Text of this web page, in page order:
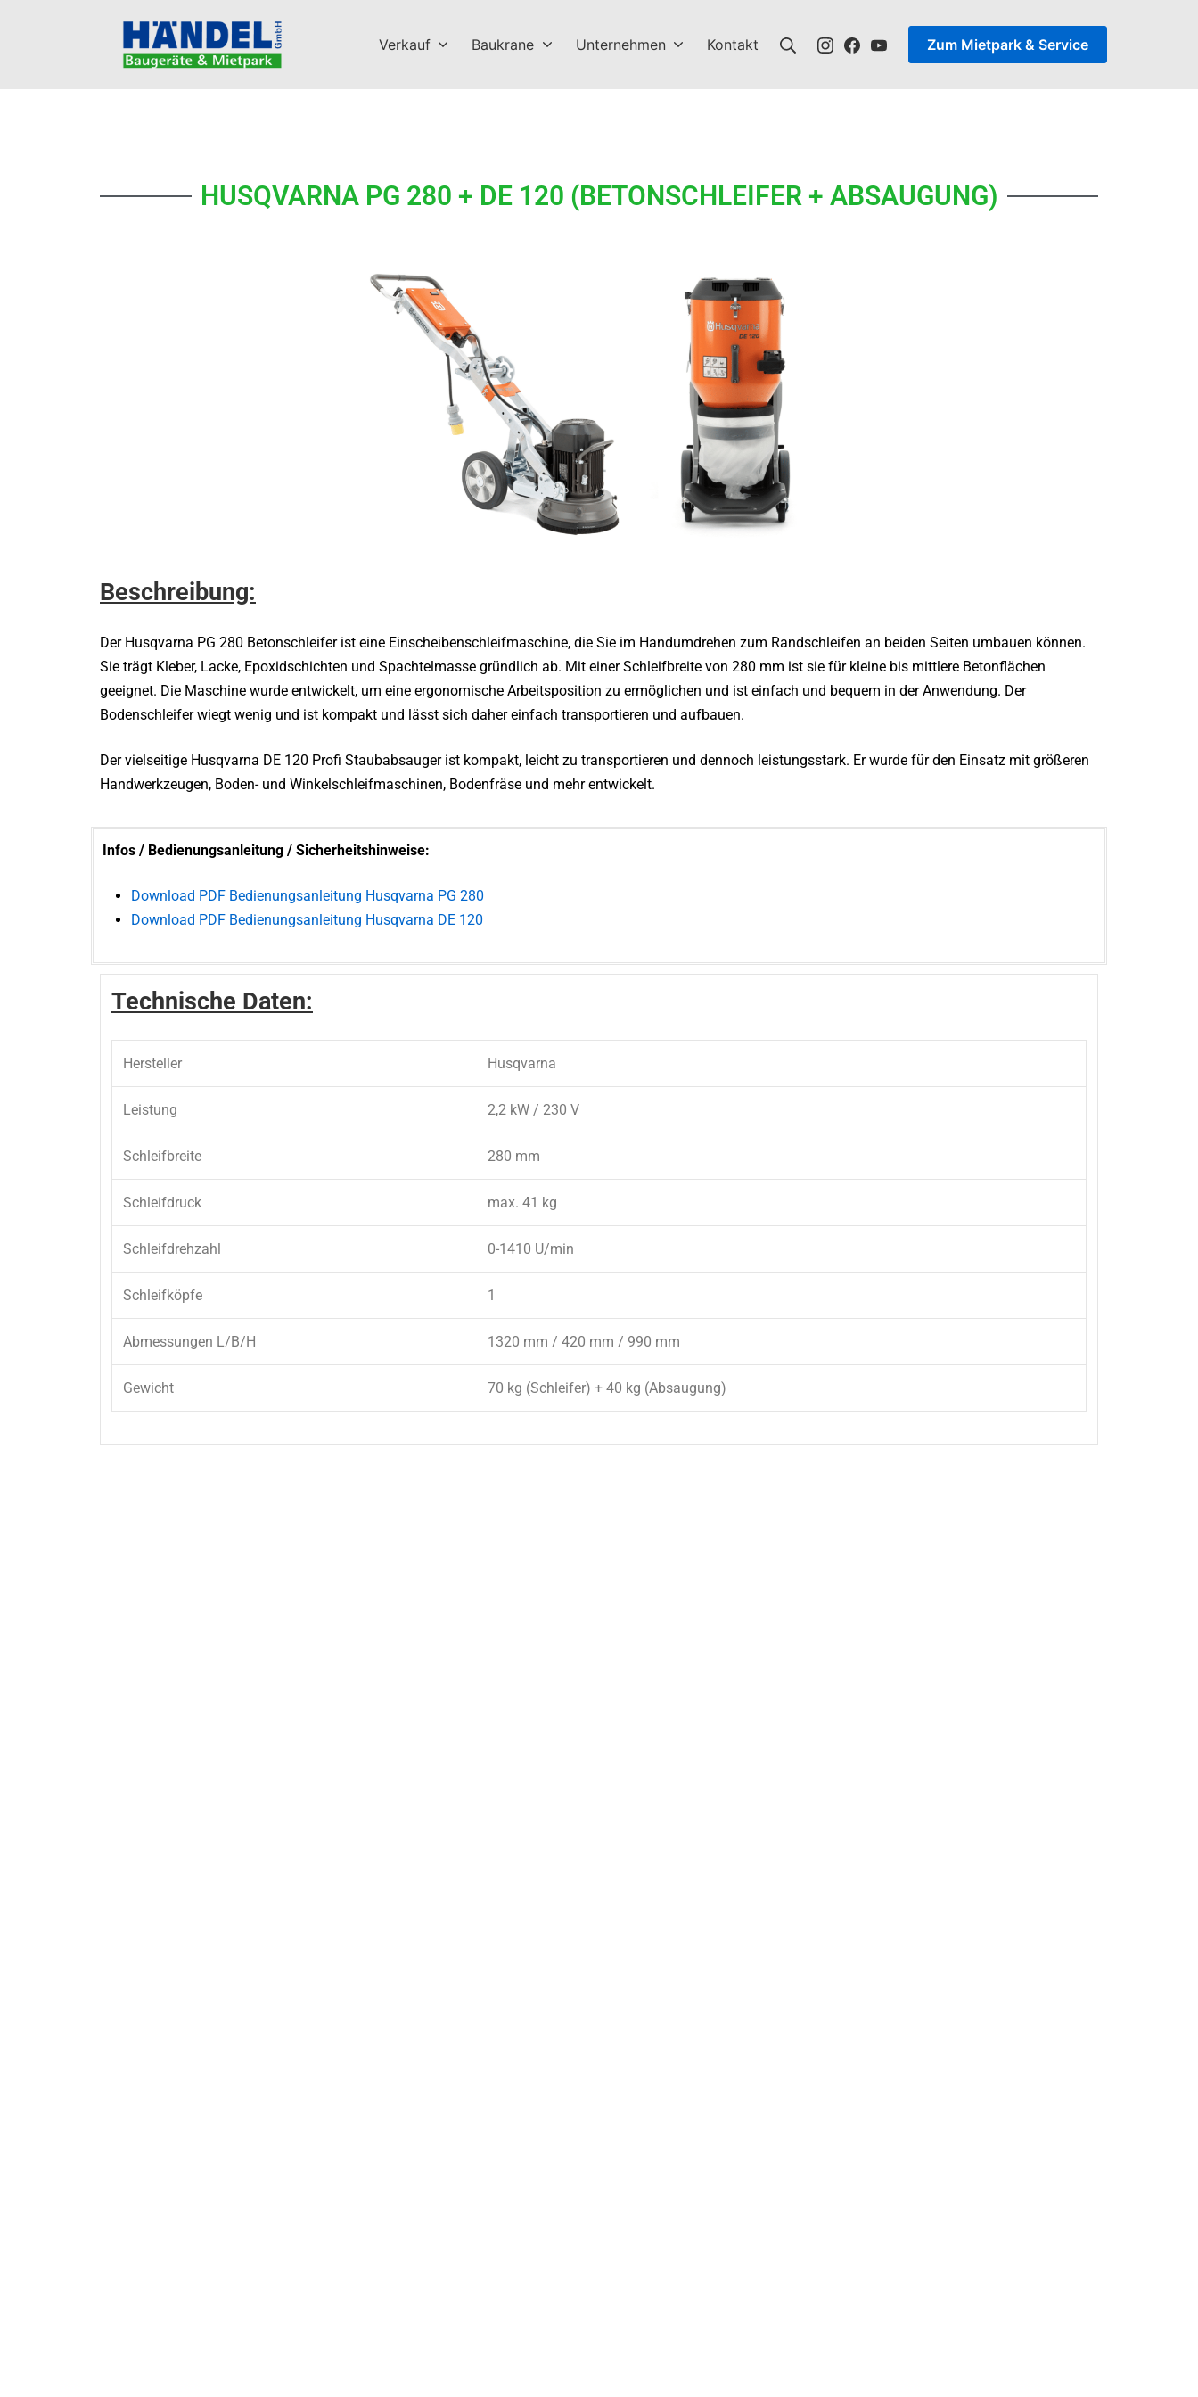
Verkauf Baukrane Unternehmen Kontakt Zum Mietpark & Service
HUSQVARNA PG 280 + DE 120 (BETONSCHLEIFER + ABSAUGUNG)
Beschreibung:
Der Husqvarna PG 280 Betonschleifer ist eine Einscheibenschleifmaschine, die Sie im Handumdrehen zum Randschleifen an beiden Seiten umbauen können.
Sie trägt Kleber, Lacke, Epoxidschichten und Spachtelmasse gründlich ab. Mit einer Schleifbreite von 280 mm ist sie für kleine bis mittlere Betonflächen
geeignet. Die Maschine wurde entwickelt, um eine ergonomische Arbeitsposition zu ermöglichen und ist einfach und bequem in der Anwendung. Der
Bodenschleifer wiegt wenig und ist kompakt und lässt sich daher einfach transportieren und aufbauen.
Der vielseitige Husqvarna DE 120 Profi Staubabsauger ist kompakt, leicht zu transportieren und dennoch leistungsstark. Er wurde für den Einsatz mit größeren
Handwerkzeugen, Boden- und Winkelschleifmaschinen, Bodenfräse und mehr entwickelt.
Infos / Bedienungsanleitung / Sicherheitshinweise:
Download PDF Bedienungsanleitung Husqvarna PG 280
Download PDF Bedienungsanleitung Husqvarna DE 120
Technische Daten:
Hersteller Husqvarna
Leistung 2,2 kW / 230 V
Schleifbreite 280 mm
Schleifdruck max. 41 kg
Schleifdrehzahl 0-1410 U/min
Schleifköpfe 1
Abmessungen L/B/H 1320 mm / 420 mm / 990 mm
Gewicht 70 kg (Schleifer) + 40 kg (Absaugung)